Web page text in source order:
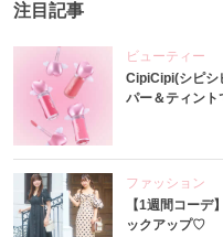
注目記事
ビューティー
CipiCipi(シピシ
パー＆ティン
ファッション
【1週間コー
ックアップ♡